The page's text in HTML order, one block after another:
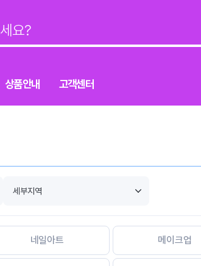
상품안내 고객센터
네일아트 메이크업